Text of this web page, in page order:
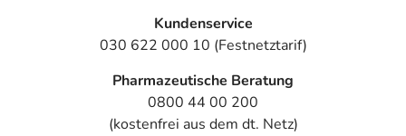
Kundenservice
030 622 000 10 (Festnetztarif)
Pharmazeutische Beratung
0800 44 00 200
(kostenfrei aus dem dt. Netz)